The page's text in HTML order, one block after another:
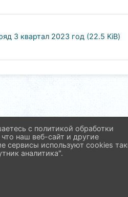
3 квартал 2023 год (22.5 KiB)
с политикой обработки
наш веб-сайт и другие
сервисы используют cookies
аналитика".